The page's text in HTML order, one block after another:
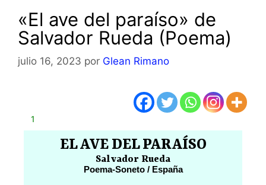
«El ave del paraíso» de
Salvador Rueda (Poema)
julio 16, 2023 por Glean Rimano
1
EL AVE DEL PARAÍSO
Salvador Rueda
Poema-Soneto / España